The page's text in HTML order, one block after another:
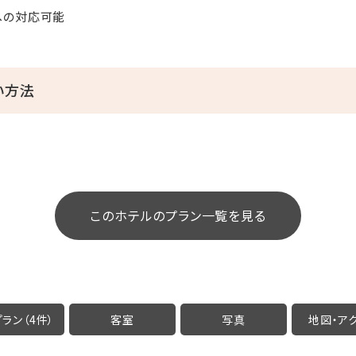
対応可能
方法
このホテルのプラン一覧を見る
ン（4件） 客室 写真 地図・ア